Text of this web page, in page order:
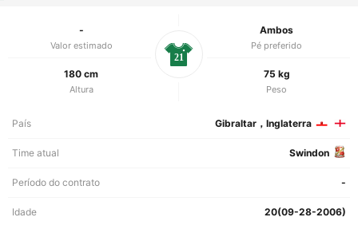
-
Valor estimado
Ambos
Pé preferido
180 cm
Altura
75 kg
Peso
21
País Gibraltar，Inglaterra
Time atual Swindon
Período do contrato -
Idade 20(09-28-2006)